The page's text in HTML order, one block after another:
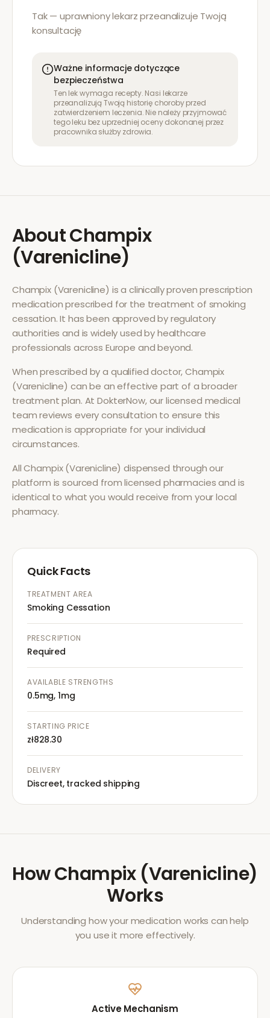
Tak — uprawniony lekarz przeanalizuje Twoją
konsultację
Ważne informacje dotyczące
bezpieczeństwa
Ten lek wymaga recepty. Nasi lekarze
przeanalizują Twoją historię choroby przed
zatwierdzeniem leczenia. Nie należy przyjmować
tego leku bez uprzedniej oceny dokonanej przez
pracownika służby zdrowia.
AboutChampix
(Varenicline)
Champix (Varenicline) is a clinically proven prescription
medication prescribed for the treatment of smoking
cessation. It has been approved by regulatory
authorities and is widely used by healthcare
professionals across Europe and beyond.
When prescribed by a qualified doctor,Champix
(Varenicline) can be an effective part of a broader
treatment plan. At DokterNow, our licensed medical
team reviews every consultation to ensure this
medication is appropriate for your individual
circumstances.
AllChampix (Varenicline) dispensed through our
platform is sourced from licensed pharmacies and is
identical to what you would receive from your local
pharmacy.
Quick Facts
TREATMENT AREA
Smoking Cessation
PRESCRIPTION
Required
AVAILABLE STRENGTHS
0.5mg, 1mg
STARTING PRICE
zł828.30
DELIVERY
Discreet, tracked shipping
HowChampix (Varenicline)
Works
Understanding how your medication works can help
you use it more effectively.
Active Mechanism